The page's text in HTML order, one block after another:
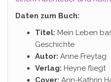
Daten zum Buch:
Titel: Mein Leben
Geschichte
Autor: Anne Freytag
Verlag: Heyne fliegt
Cover: Ann-Kathrin